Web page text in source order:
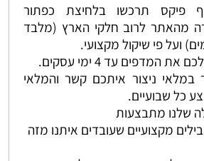
פיקס תרכשו בלחיצת כפתור
מהאתר לרוב חלקי הארץ (מלבד
ועל פי שיקול מקצועי.
המדפים עד 4 ימי עסקים.
במלאי ניצור איתכם קשר והמלאי
כל שבועיים.
שלנו מתבצעות
מקצועיים שעובדים איתנו מזה